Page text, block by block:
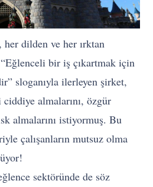
dilden ve her ırktan
bir iş çıkartmak için
sloganıyla ilerleyen şirket,
almalarını, özgür
almalarını istiyormuş. Bu
çalışanların mutsuz olma
sektöründe de söz